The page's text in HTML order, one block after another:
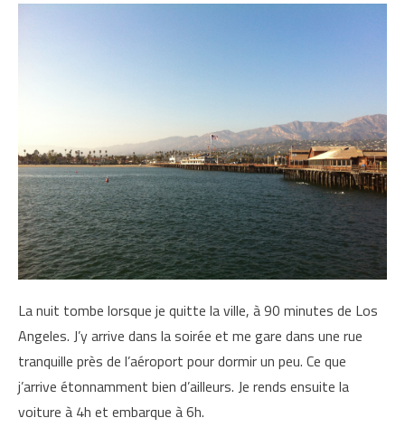
La nuit tombe lorsque je quitte la ville, à 90 minutes de Los
Angeles. J’y arrive dans la soirée et me gare dans une rue
tranquille près de l’aéroport pour dormir un peu. Ce que
j’arrive étonnamment bien d’ailleurs. Je rends ensuite la
voiture à 4h et embarque à 6h.